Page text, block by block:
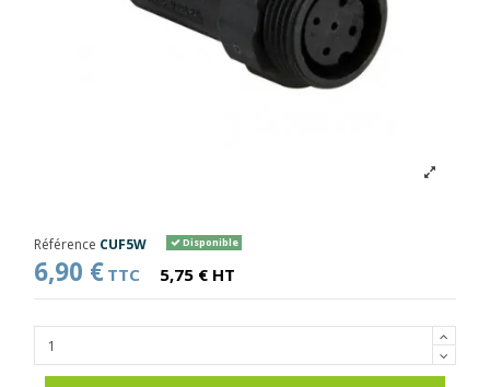
Référence CUF5W Disponible
6,90 € TTC 5,75 € HT